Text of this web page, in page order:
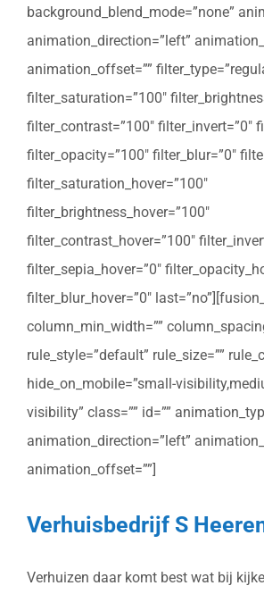
background_blend_mode=”none”
animation_direction=”left”
animation_offset=””
filter_saturation=”100″
filter_contrast=”100″ filter_invert=”0″
filter_opacity=”100″ filter_blur=”0″
filter_saturation_hover=”100″
filter_brightness_hover=”100″
filter_contrast_hover=”100″
filter_sepia_hover=”0″
filter_blur_hover=”0″
column_min_width=””
rule_style=”default” rule_size=””
hide_on_mobile=”small-
visibility” class=”” id=””
animation_direction=”left”
animation_offset=””]
Verhuisbedrijf S
Verhuizen daar komt best wat bij